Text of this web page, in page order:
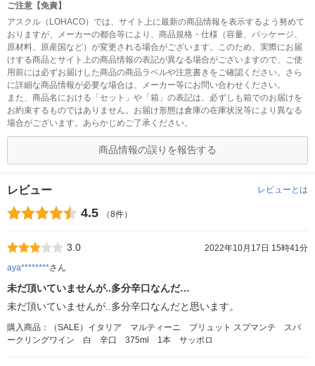
ご注意【免責】
アスクル（LOHACO）では、サイト上に最新の商品情報を表示するよう努めて
おりますが、メーカーの都合等により、商品規格・仕様（容量、パッケージ、
原材料、原産国など）が変更される場合がございます。このため、実際にお届
けする商品とサイト上の商品情報の表記が異なる場合がございますので、ご使
用前には必ずお届けした商品の商品ラベルや注意書きをご確認ください。さら
に詳細な商品情報が必要な場合は、メーカー等にお問い合わせください。
また、商品名における「セット」や「箱」の表記は、必ずしも箱でのお届けを
お約束するものではありません。お届け形態は倉庫の在庫状況等により異なる
場合がございます。あらかじめご了承ください。
商品情報の誤りを報告する
レビュー レビューとは
4.5 （8件）
3.0
2022年10月17日 15時41分
aya********さん
未だ頂いていませんが..多分辛口なんだ…
未だ頂いていませんが..多分辛口なんだと思います。
購入商品：（SALE）イタリア マルティーニ ブリュット スプマンテ スパ
ークリングワイン 白 辛口 375ml 1本 サッポロ